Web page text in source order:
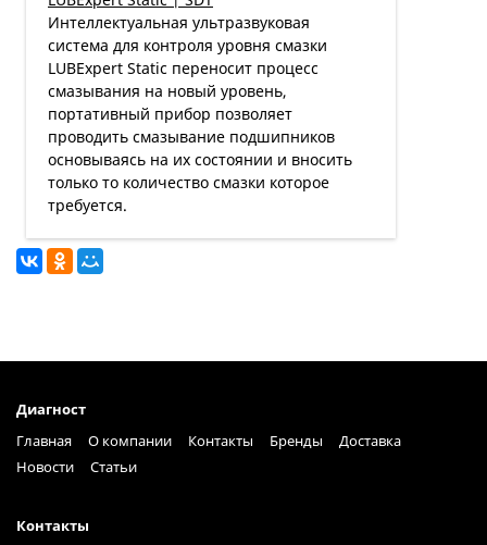
Интеллектуальная ультразвуковая
система для контроля уровня смазки
LUBExpert Static переносит процесс
смазывания на новый уровень,
портативный прибор позволяет
проводить смазывание подшипников
основываясь на их состоянии и вносить
только то количество смазки которое
требуется.
Диагност
Главная
О компании Контакты Бренды
Доставка
Новости
Статьи
Контакты